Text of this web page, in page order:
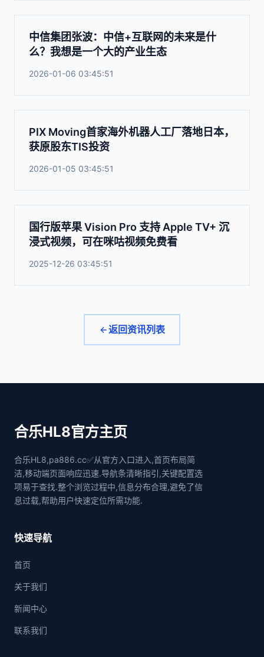
中信集团张波：中信+互联网的未来是什
么？我想是一个大的产业生态
2026-01-06 03:45:51
PIX Moving首家海外机器人工厂落地日本，
获原股东TIS投资
2026-01-05 03:45:51
国行版苹果 Vision Pro 支持 Apple TV+ 沉
浸式视频，可在咪咕视频免费看
2025-12-26 03:45:51
返回资讯列表
合乐HL8官方主页
合乐HL8,pa886.cc✅从官方入口进入,首页布局简
洁,移动端页面响应迅速.导航条清晰指引,关键配置选
项易于查找.整个浏览过程中,信息分布合理,避免了信
息过载,帮助用户快速定位所需功能.
快速导航
首页
关于我们
新闻中心
联系我们